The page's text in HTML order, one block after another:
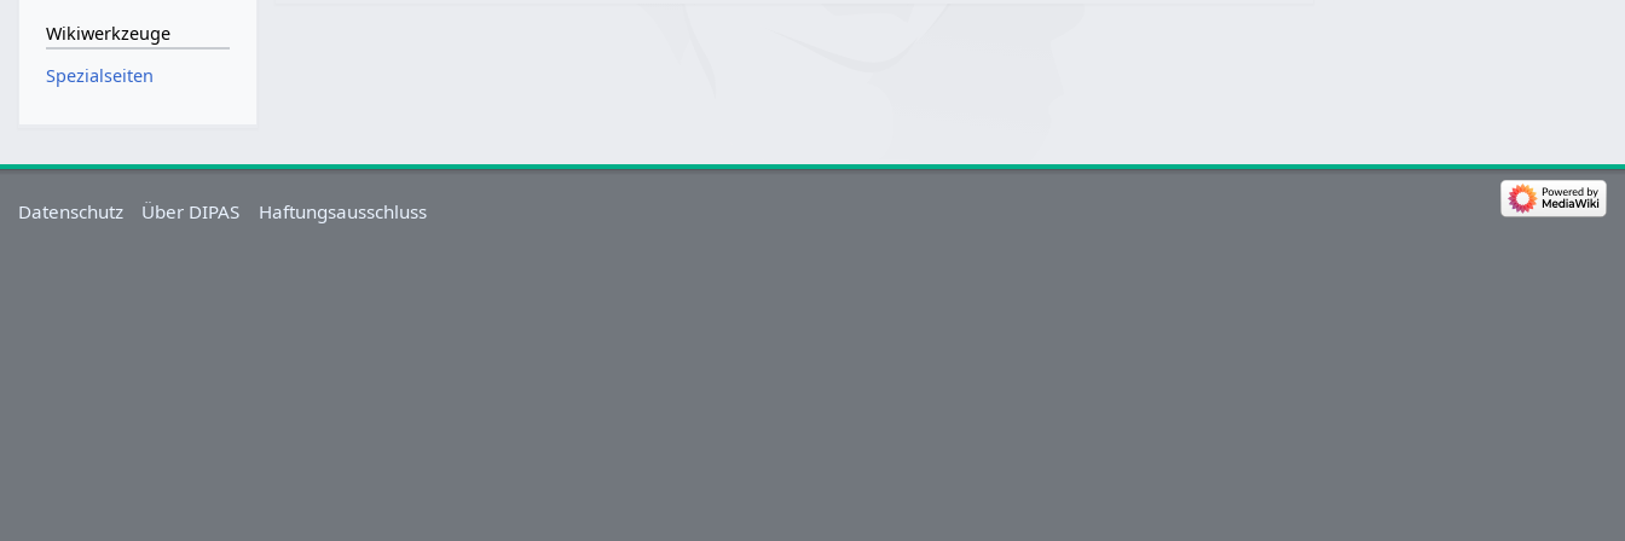
Wikiwerkzeuge
Spezialseiten
Datenschutz Über DIPAS Haftungsausschluss